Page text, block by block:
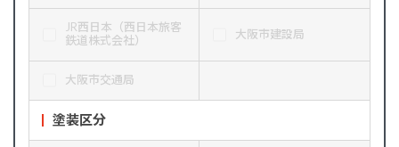
JR西日本（西日本旅客
鉄道株式会社）
大阪市建設局
大阪市交通局
塗装区分